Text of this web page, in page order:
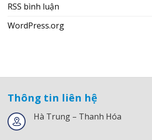
RSS bình luận
WordPress.org
Thông tin liên hệ
Hà Trung – Thanh Hóa